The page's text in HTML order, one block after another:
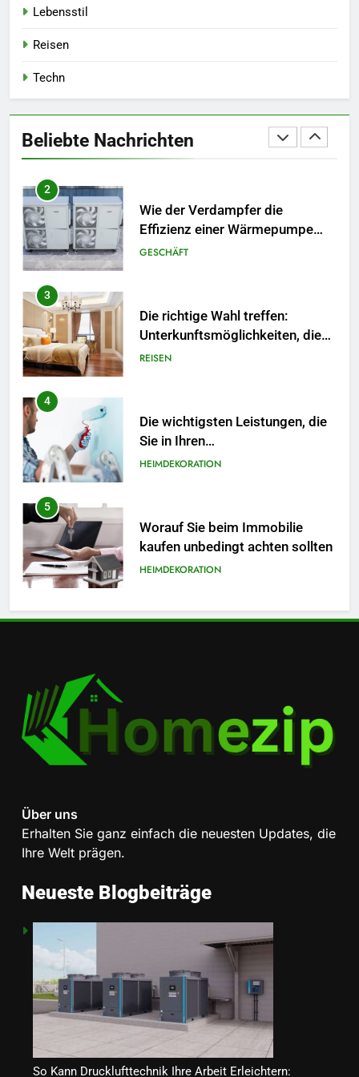
Lebensstil
Reisen
Techn
Beliebte Nachrichten
2
Effizienz einer Wärmepumpe
verbessert
GESCHÄFT
3
Die richtige Wahl treffen:
Unterkunftsmöglichkeiten, die
Ihr Reiseerlebnis bereichern
REISEN
4
Die wichtigsten Leistungen, die
Sie in Ihren
Hausrenovierungsplan
HEIMDEKORATION
5
Worauf Sie beim Immobilie
kaufen unbedingt achten sollten
HEIMDEKORATION
6
Wichtige Dienstleistungen, die
dafür sorgen, dass Ihre
Immobilie funktionsfähig und
HEIMDEKORATION
7
8
Wichtige Upgrades, die jeder
Hausbesitzer bei einer
Ein Überblick über die
Rechtsexperten: Wer ist für was
zuständig?
GESETZ
Wie der Verdampfer die
Effizienz einer Wärmepumpe
verbessert
GESCHÄFT
Die richtige Wahl treffen:
Über uns
Erhalten Sie ganz einfach die neuesten Updates, die
Ihre Welt prägen.
Neueste Blogbeiträge
So Kann Drucklufttechnik Ihre Arbeit Erleichtern: